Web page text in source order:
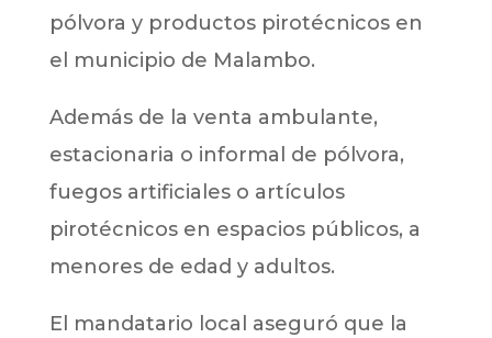
pólvora y productos pirotécnicos en
el municipio de Malambo.
Además de la venta ambulante,
estacionaria o informal de pólvora,
fuegos artificiales o artículos
pirotécnicos en espacios públicos, a
menores de edad y adultos.
El mandatario local aseguró que la